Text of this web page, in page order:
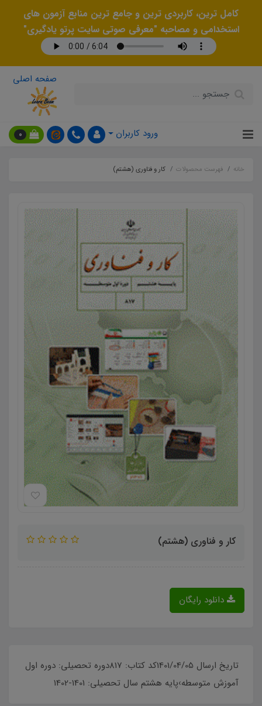
کامل ترین، کاربردی ترین و جامع ترین منابع آزمون های
استخدامی و مصاحبه "معرفی صوتی سایت پرتو یادگیری"
صفحه اصلی
ورود کاربران 0
خانه فهرست محصولات کار و فناوری (هشتم)
کار و فناوری (هشتم)
دانلود رایگان
تاریخ ارسال 1401/04/05کد کتاب: 817دوره تحصیلی: دوره اول
آموزش متوسطه›پایه هشتم سال تحصیلی: 1401-1402